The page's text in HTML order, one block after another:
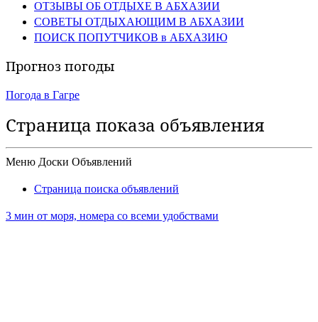
ОТЗЫВЫ ОБ ОТДЫХЕ В АБХАЗИИ
СОВЕТЫ ОТДЫХАЮЩИМ В АБХАЗИИ
ПОИСК ПОПУТЧИКОВ в АБХАЗИЮ
Прогноз погоды
Погода в Гагре
Страница показа объявления
Меню Доски Объявлений
Страница поиска объявлений
3 мин от моря, номера со всеми удобствами